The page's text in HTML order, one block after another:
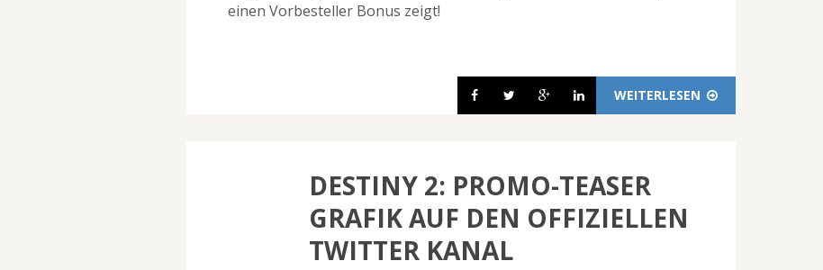
einen Vorbesteller Bonus zeigt!
WEITERLESEN
DESTINY 2: PROMO-TEASER
GRAFIK AUF DEN OFFIZIELLEN
TWITTER KANAL